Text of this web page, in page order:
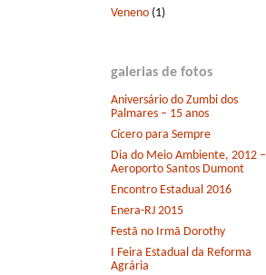
Veneno (1)
galerias de fotos
Aniversário do Zumbi dos
Palmares – 15 anos
Cícero para Sempre
Dia do Meio Ambiente, 2012 –
Aeroporto Santos Dumont
Encontro Estadual 2016
Enera-RJ 2015
Festã no Irmã Dorothy
I Feira Estadual da Reforma
Agrária